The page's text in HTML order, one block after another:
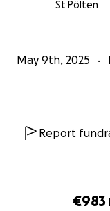
€983
erwachsen
St Pölten
May 9th, 2025
Report